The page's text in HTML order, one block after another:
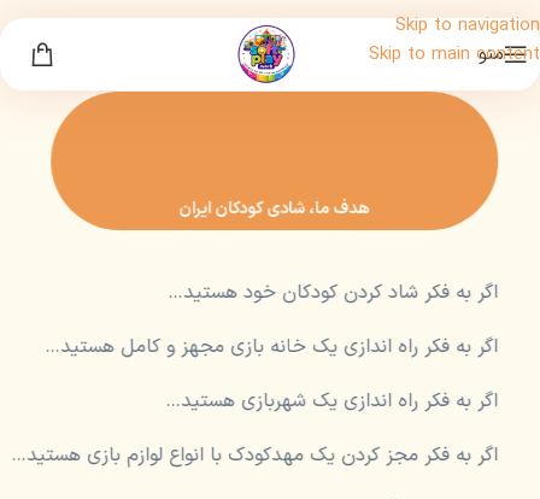
Skip to navigation
Skip to main content
منو
اگر به فکر راه اندازی یک خانه بازی مجهز و کامل هستید…
اگر به فکر راه اندازی یک شهربازی هستید…
اگر به فکر مجز کردن یک مهدکودک با انواع لوازم بازی هستید…
با ما تماس بگیرید.